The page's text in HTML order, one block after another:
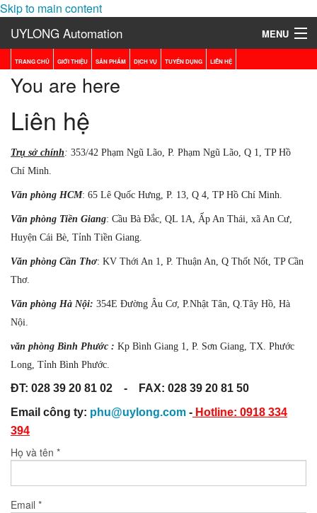
Skip to main content
UYLONG Automation MENU
Máy Tách Màu Gạo
Máy Tách Màu Ngành Chè (Trà)
Máy Tách Màu Hạt Cà Phê
Máy Tách Màu Ngành Điều
Máy Tách Màu Cơm Dừa (NEW)
Máy Tách Màu Lúa Giống (NEW)
Máy Tách Màu Nông Sản - Chuyên Ngành Điều, Đậu Phộng, Hạt lớn
Cân Đóng Gói Bán Tự Động
Cân Đóng Gói Tự Động
Máy Nén Khí Có Biến Tầng
Máy Nén Khí Piston (Không Dầu/ OIR FREE)
Máy Tách Màu Đa Năng Dạng Băng Tải
TRANG CHỦ GIỚI THIỆU SẢN PHẨM DỊCH VỤ TUYỂN DỤNG LIÊN HỆ
You are here
Liên hệ
Trụ sở chính: 353/42 Phạm Ngũ Lão, P. Phạm Ngũ Lão, Q 1, TP Hồ
Chí Minh.
Văn phòng HCM: 65 Lê Quốc Hưng, P. 13, Q 4, TP Hồ Chí Minh.
Văn phòng Tiền Giang: Cầu Bà Đắc, QL 1A, Ấp An Thái, xã An Cư,
Huyện Cái Bè, Tỉnh Tiền Giang.
Văn phòng Cần Thơ: KV Thới An 1, P. Thuận An, Q Thốt Nốt, TP Cần
Thơ.
Văn phòng Hà Nội: 354E Đường Âu Cơ, P.Nhật Tân, Q.Tây Hồ, Hà
Nội.
văn phòng Bình Phước : Kp Bình Giang 1, P. Sơn Giang, TX. Phước
Long, Tỉnh Bình Phước.
ĐT: 028 39 20 81 02 - FAX: 028 39 20 81 50
Email công ty: phu@uylong.com - Hotline: 0918 334
394
Họ và tên *
Email *